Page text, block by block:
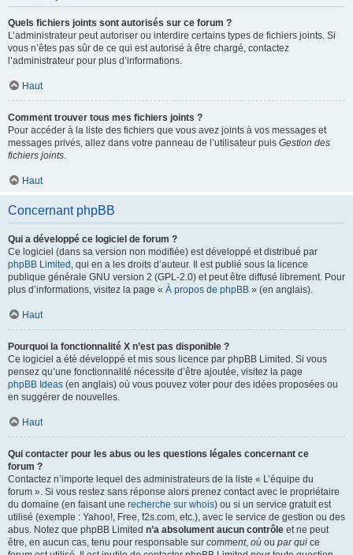
Quels fichiers joints sont autorisés sur ce forum ?
L’administrateur peut autoriser ou interdire certains types de fichiers joints. Si
vous n’êtes pas sûr de ce qui est autorisé à être chargé, contactez
l’administrateur pour plus d’informations.
Haut
Comment trouver tous mes fichiers joints ?
Pour accéder à la liste des fichiers que vous avez joints à vos messages et
messages privés, allez dans votre panneau de l’utilisateur puis Gestion des
fichiers joints.
Haut
Concernant phpBB
Qui a développé ce logiciel de forum ?
Ce logiciel (dans sa version non modifiée) est développé et distribué par
phpBB Limited , qui en a les droits d’auteur. Il est publié sous la licence
publique générale GNU version 2 (GPL-2.0) et peut être diffusé librement. Pour
plus d’informations, visitez la page « À propos de phpBB » (en anglais).
Haut
Pourquoi la fonctionnalité X n’est pas disponible ?
Ce logiciel a été développé et mis sous licence par phpBB Limited. Si vous
pensez qu’une fonctionnalité nécessite d’être ajoutée, visitez la page
phpBB Ideas (en anglais) où vous pouvez voter pour des idées proposées ou
en suggérer de nouvelles.
Haut
Qui contacter pour les abus ou les questions légales concernant ce
forum ?
Contactez n’importe lequel des administrateurs de la liste « L’équipe du
forum ». Si vous restez sans réponse alors prenez contact avec le propriétaire
du domaine (en faisant une recherche sur whois) ou si un service gratuit est
utilisé (exemple : Yahoo!, Free, f2s.com, etc.), avec le service de gestion ou des
abus. Notez que phpBB Limited n’a absolument aucun contrôle et ne peut
être, en aucun cas, tenu pour responsable sur comment, où ou par qui ce